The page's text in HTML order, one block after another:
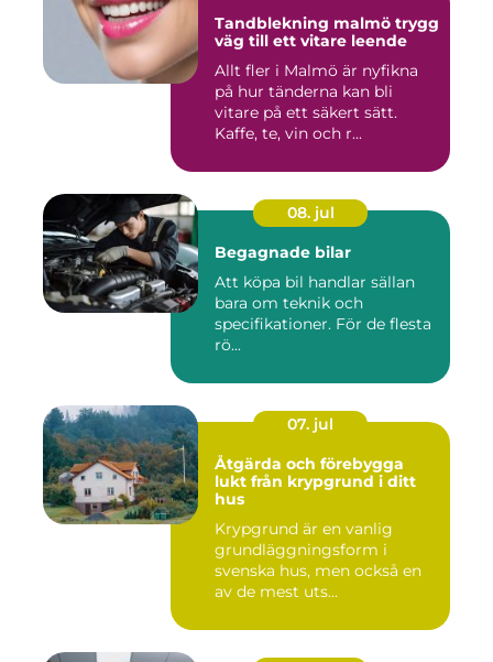
Tandblekning malmö trygg
väg till ett vitare leende
Allt fler i Malmö är nyfikna
på hur tänderna kan bli
vitare på ett säkert sätt.
Kaffe, te, vin och r...
08. jul
Begagnade bilar
Att köpa bil handlar sällan
bara om teknik och
specifikationer. För de flesta
rö...
07. jul
Åtgärda och förebygga
lukt från krypgrund i ditt
hus
Krypgrund är en vanlig
grundläggningsform i
svenska hus, men också en
av de mest uts...